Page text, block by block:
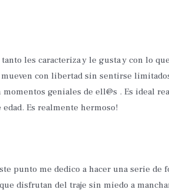
les caracteriza y le gusta y con lo
con libertad sin sentirse
geniales de ell@s . Es ideal
Es realmente hermoso!
punto me dedico a hacer una serie de
disfrutan del traje sin miedo a